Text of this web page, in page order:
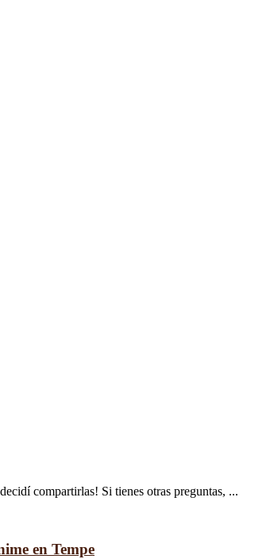
compartirlas! Si tienes otras preguntas, ...
en Tempe